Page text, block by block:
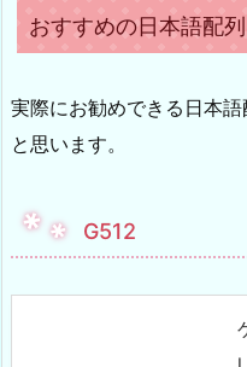
おすすめの日本語配
実際にお勧めできる日本
と思います。
G512